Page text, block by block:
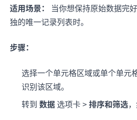
适用场景：
当你想保持原始数据完
独的唯一记录列表时。
步骤：
选择一个单元格区域或单个单元格
识别该区域。
转到 数据 选项卡 >排序和筛选